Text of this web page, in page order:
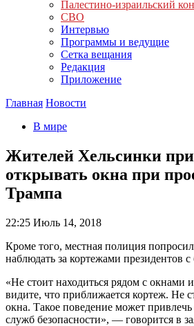
Палестино-израильский
СВО
Интервью
Программы и ведущие
Сетка вещания
Редакция
Приложение
Главная Новости
В мире
Жителей Хельсинки
открывать окна при
Трампа
22:25 Июль 14, 2018
Кроме того, местная полиция
наблюдать за кортежами президентов
«Не стоит находиться рядом с окнами
видите, что приближается кортеж. Не
окна. Такое поведение может
служб безопасности», — говорится в